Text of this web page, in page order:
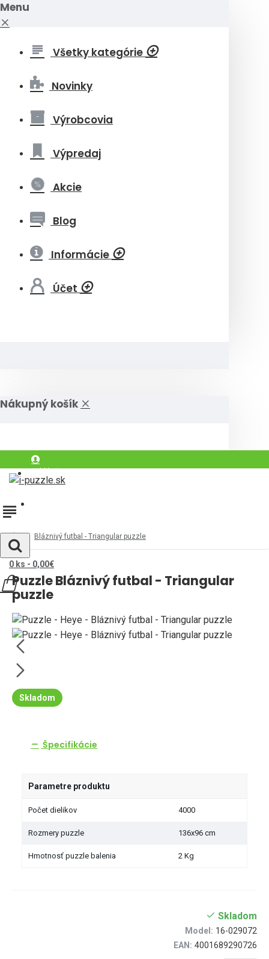
Menu
Všetky kategórie
Novinky
Výrobcovia
Výpredaj
Akcie
Blog
Informácie
Účet
Nákupný košík
0 ks - 0,00€
Bláznivý futbal - Triangular puzzle
Puzzle Bláznivý futbal - Triangular
puzzle
Skladom
Špecifikácie
Parametre produktu
Počet dielikov 4000
Rozmery puzzle 136x96 cm
Hmotnosť puzzle balenia 2 Kg
Skladom
Model: 16-029072
EAN: 4001689290726